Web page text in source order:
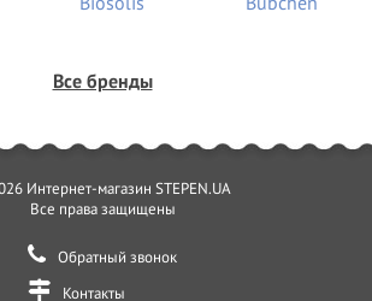
Все бренды
Интернет-магазин STEPEN.UA
Все права защищены
Обратный звонок
Контакты